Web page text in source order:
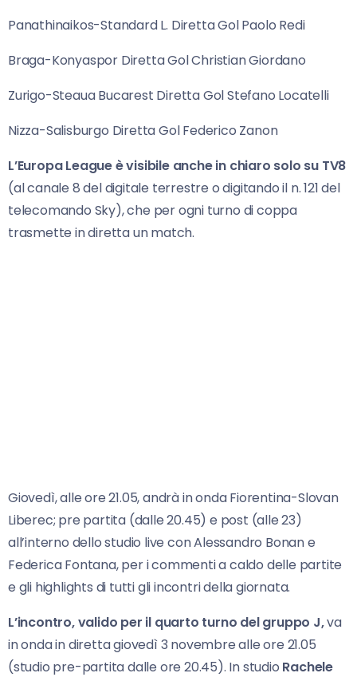
Panathinaikos-Standard L. Diretta Gol Paolo Redi
Braga-Konyaspor Diretta Gol Christian Giordano
Zurigo-Steaua Bucarest Diretta Gol Stefano Locatelli
Nizza-Salisburgo Diretta Gol Federico Zanon
L’Europa League è visibile anche in chiaro solo su TV8
(al canale 8 del digitale terrestre o digitando il n. 121 del
telecomando Sky), che per ogni turno di coppa
trasmette in diretta un match.
Giovedì, alle ore 21.05, andrà in onda Fiorentina-Slovan
Liberec; pre partita (dalle 20.45) e post (alle 23)
all’interno dello studio live con Alessandro Bonan e
Federica Fontana, per i commenti a caldo delle partite
e gli highlights di tutti gli incontri della giornata.
L’incontro, valido per il quarto turno del gruppo J,va
in onda in diretta giovedì 3 novembre alle ore 21.05
(studio pre-partita dalle ore 20.45). In studio Rachele